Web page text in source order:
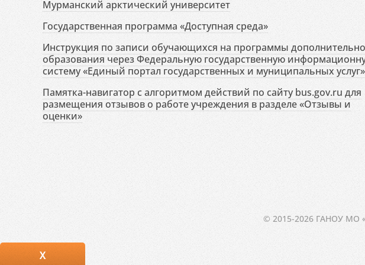
Мурманский арктический университет
Государственная программа «Доступная среда»
Инструкция по записи обучающихся на программы
образования через Федеральную государственную
систему «Единый портал государственных и муниципальных услуг»
Памятка-навигатор с алгоритмом действий по сайту bus.gov.ru для
размещения отзывов о работе учреждения в разделе «Отзывы и
оценки»
© 2015-2026 ГАНОУ МО
X